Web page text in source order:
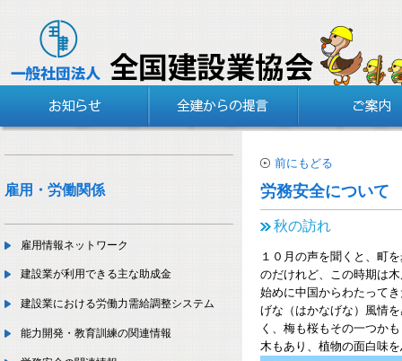
前にもどる
労務安全について
秋の訪れ
１０月の声を聞くと、町
のだけれど、この時期は
始めに中国からわたって
げな（はかなげな）風情
く、梅も桜もその一つか
木もあり、植物の面白味
雇用・労働関係
雇用情報ネットワーク
建設業が利用できる主な助成金
建設業における労働力需給調整システム
能力開発・教育訓練の関連情報